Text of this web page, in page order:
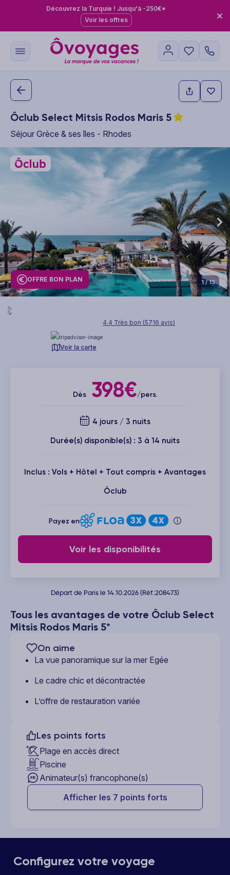
Découvrez la Turquie ! Jusqu'à -250€*
Voir les offres
Ôclub Select Mitsis Rodos Maris 5
Séjour Grèce & ses îles - Rhodes
This carousel shows one large product image at a time. Use the
OFFRE BON PLAN 1/ 13
4.4 Très bon (5716 avis)
Voir la carte
Tous les avantages de votre Ôclub Select
Mitsis Rodos Maris 5*
On aime
La vue panoramique sur la mer Egée
Le cadre chic et décontractée
L’offre de restauration variée
Les points forts
Plage en accès direct
Piscine
Animateur(s) francophone(s)
Afficher les 7 points forts
Dès398€/pers.
4 jours / 3 nuits
Durée(s) disponible(s) : 3 à 14 nuits
Inclus : Vols + Hôtel + Tout compris + Avantages
Ôclub
Payez en
Voir les disponibilités
Départ de Paris le 14.10.2026 (Réf.:208473)
Configurez votre voyage